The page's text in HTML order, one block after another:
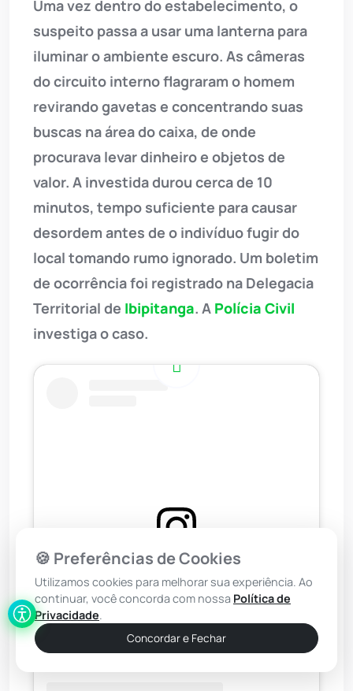
Uma vez dentro do estabelecimento, o
suspeito passa a usar uma lanterna para
iluminar o ambiente escuro. As câmeras
do circuito interno flagraram o homem
revirando gavetas e concentrando suas
buscas na área do caixa, de onde
procurava levar dinheiro e objetos de
valor. A investida durou cerca de 10
minutos, tempo suficiente para causar
desordem antes de o indivíduo fugir do
local tomando rumo ignorado. Um boletim
de ocorrência foi registrado na Delegacia
Territorial de Ibipitanga. A Polícia Civil
investiga o caso.
🍪 Preferências de Cookies
Utilizamos cookies para melhorar sua experiência. Ao
continuar, você concorda com nossa Política de
Privacidade.
Concordar e Fechar